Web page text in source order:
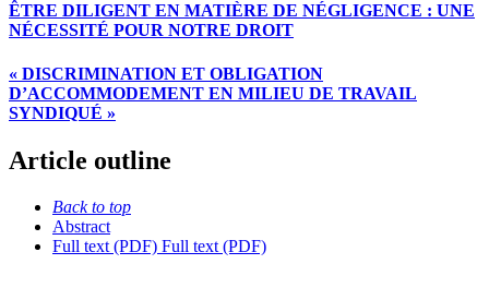
ÊTRE DILIGENT EN MATIÈRE DE NÉGLIGENCE : UNE
NÉCESSITÉ POUR NOTRE DROIT
« DISCRIMINATION ET OBLIGATION
D’ACCOMMODEMENT EN MILIEU DE TRAVAIL
SYNDIQUÉ »
Article outline
Back to top
Abstract
Full text (PDF) Full text (PDF)